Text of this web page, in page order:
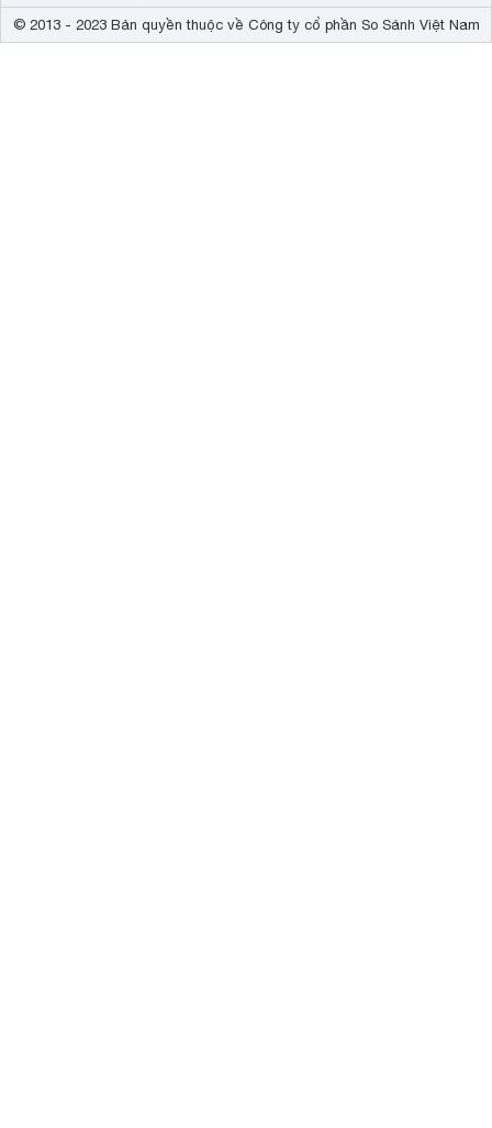
© 2013 - 2023 Bản quyền thuộc về Công ty cổ phần So Sánh Việt Nam